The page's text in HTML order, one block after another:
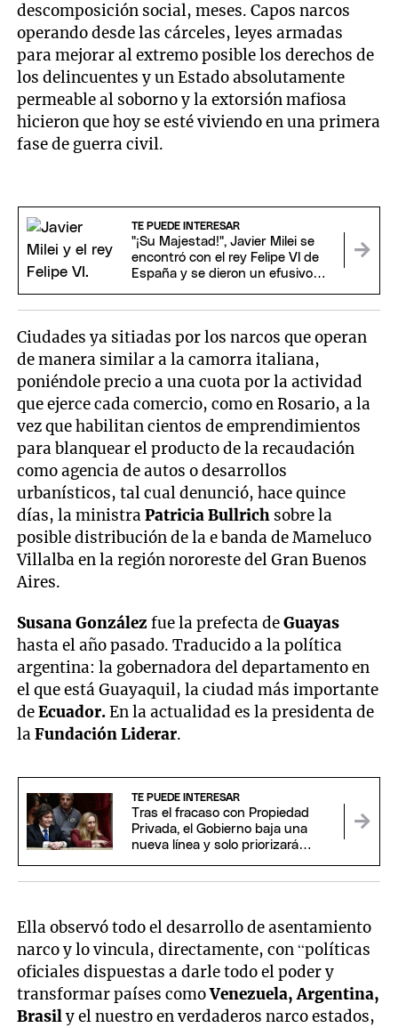
descomposición social, meses. Capos narcos
operando desde las cárceles, leyes armadas
para mejorar al extremo posible los derechos de
los delincuentes y un Estado absolutamente
permeable al soborno y la extorsión mafiosa
hicieron que hoy se esté viviendo en una primera
fase de guerra civil.
TE PUEDE INTERESAR
"¡Su Majestad!", Javier Milei se
encontró con el rey Felipe VI de
España y se dieron un efusivo
Ciudades ya sitiadas por los narcos que operan
de manera similar a la camorra italiana,
poniéndole precio a una cuota por la actividad
que ejerce cada comercio, como en Rosario, a la
vez que habilitan cientos de emprendimientos
para blanquear el producto de la recaudación
como agencia de autos o desarrollos
urbanísticos, tal cual denunció, hace quince
días, la ministraPatricia Bullrich sobre la
posible distribución de la e banda de Mameluco
Villalba en la región nororeste del Gran Buenos
Aires.
Susana González fue la prefecta deGuayas
hasta el año pasado. Traducido a la política
argentina: la gobernadora del departamento en
el que está Guayaquil, la ciudad más importante
deEcuador.En la actualidad es la presidenta de
laFundación Liderar.
TE PUEDE INTERESAR
Tras el fracaso con Propiedad
Privada, el Gobierno baja una
nueva línea y solo priorizará
Ella observó todo el desarrollo de asentamiento
narco y lo vincula, directamente, con “políticas
oficiales dispuestas a darle todo el poder y
transformar países comoVenezuela, Argentina,
Brasily el nuestro en verdaderos narco estados,